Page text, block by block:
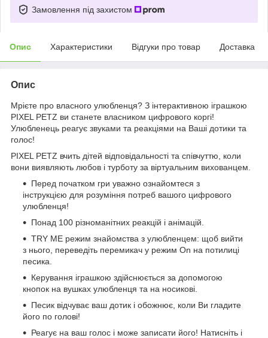
Замовлення під захистом
Опис Характеристики Відгуки про товар Доставка
Опис
Мрієте про власного улюбленця? З інтерактивною іграшкою
PIXEL PETZ ви станете власником цифрового коргі!
Улюбленець реагує звуками та реакціями на Ваші дотики та
голос!
PIXEL PETZ вчить дітей відповідальності та співчуттю, коли
вони виявляють любов і турботу за віртуальним вихованцем.
Перед початком гри уважно ознайомтеся з
інструкцією для розуміння потреб вашого цифрового
улюбленця!
Понад 100 різноманітних реакцій і анімацій.
TRY ME режим знайомства з улюбленцем: щоб вийти
з нього, переведіть перемикач у режим On на потилиці
песика.
Керування іграшкою здійснюється за допомогою
кнопок на вушках улюбленця та на носикові.
Песик відчуває ваш дотик і обожнює, коли Ви гладите
його по голові!
Реагує на ваш голос і може записати його! Натисніть і